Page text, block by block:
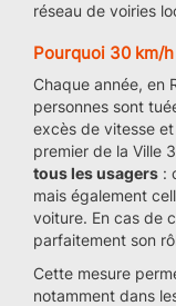
réseau de voiries
Pourquoi 30 km/
Chaque année, en
personnes sont
excès de vitesse
premier de la Ville
tous les usagers :
mais également
voiture. En cas de
parfaitement son
Cette mesure
notamment dans